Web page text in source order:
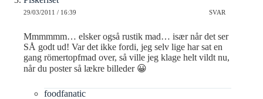
29/03/2011 / 16:39 SVAR
Mmmmmm… elsker også rustik mad… især når det ser
SÅ godt ud! Var det ikke fordi, jeg selv lige har sat en
gang römertopfmad over, så ville jeg klage helt vildt nu,
når du poster så lækre billeder 😀
foodfanatic